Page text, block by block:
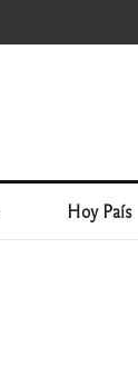
Hoy País